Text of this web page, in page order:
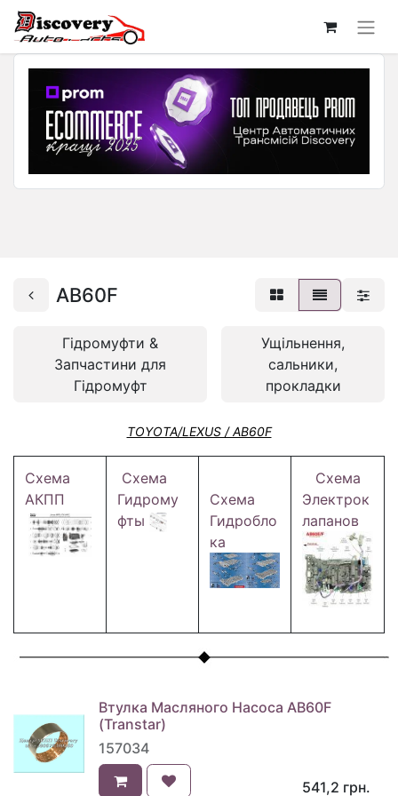
AB60F
Гідромуфти &
Запчастини для
Гідромуфт
Ущільнення,
сальники,
прокладки
TOYOTA/LEXUS / AB60F
Схема
АКПП
Схема
Гидрому
фты
Схема
Гидробло
ка
Схема
Электрок
лапанов
Втулка Масляного Насоса AB60F
(Transtar)
157034
541,2 грн.